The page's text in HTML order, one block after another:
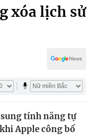
xóa lịch sử
tính năng tự
Apple công bố